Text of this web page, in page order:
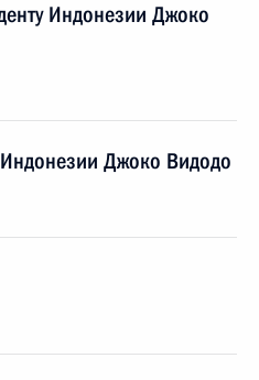
Индонезии Джоко
Джоко Видодо